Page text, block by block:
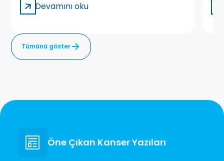
Devamını oku
Tümünü göster
Öne Çıkan Kanser Yazıları